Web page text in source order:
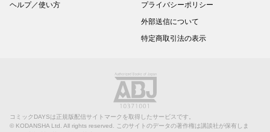
ヘルプ／使い方
プライバシーポリシー
外部送信について
特定商取引法の表示
コミックDAYSは正規版配信サイトマークを取得したサービスです。
© KODANSHA Ltd. All rights reserved. このサイトのデータの著作権は講談社が保有しま